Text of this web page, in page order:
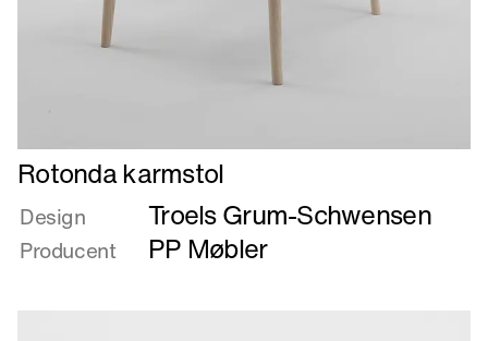
Læs
mere
om
Rotonda
karmstol
Rotonda karmstol
Design Troels Grum-Schwensen
Producent PP Møbler